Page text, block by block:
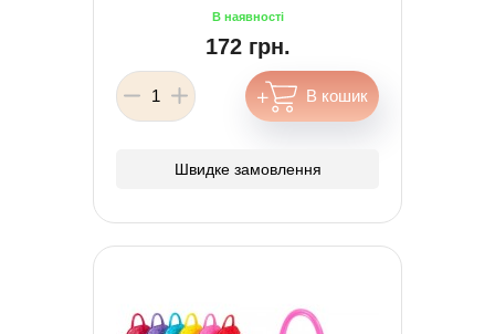
172 грн.
Швидке замовлення